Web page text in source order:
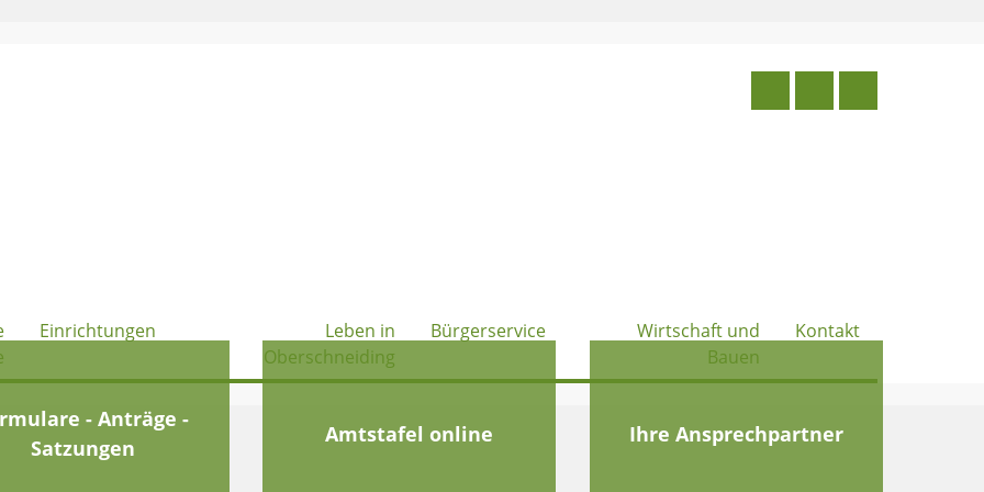
Einrichtungen
Leben in
Oberschneiding
Bürgerservice
Wirtschaft und
Bauen
Kontakt
- Anträge -
Satzungen
Amtstafel online Ihre Ansprechpartner